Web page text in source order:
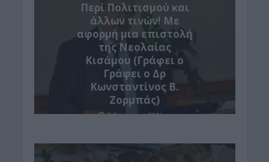
Περί Πολιτισμού και
άλλων τινών! Mε
αφορμή μια επιστολή
της Νεολαίας
Κισάμου (Γράφει ο
Γράφει ο Δρ
Κωνσταντίνος Β.
Ζορμπάς)
7 Αυγούστου 2026